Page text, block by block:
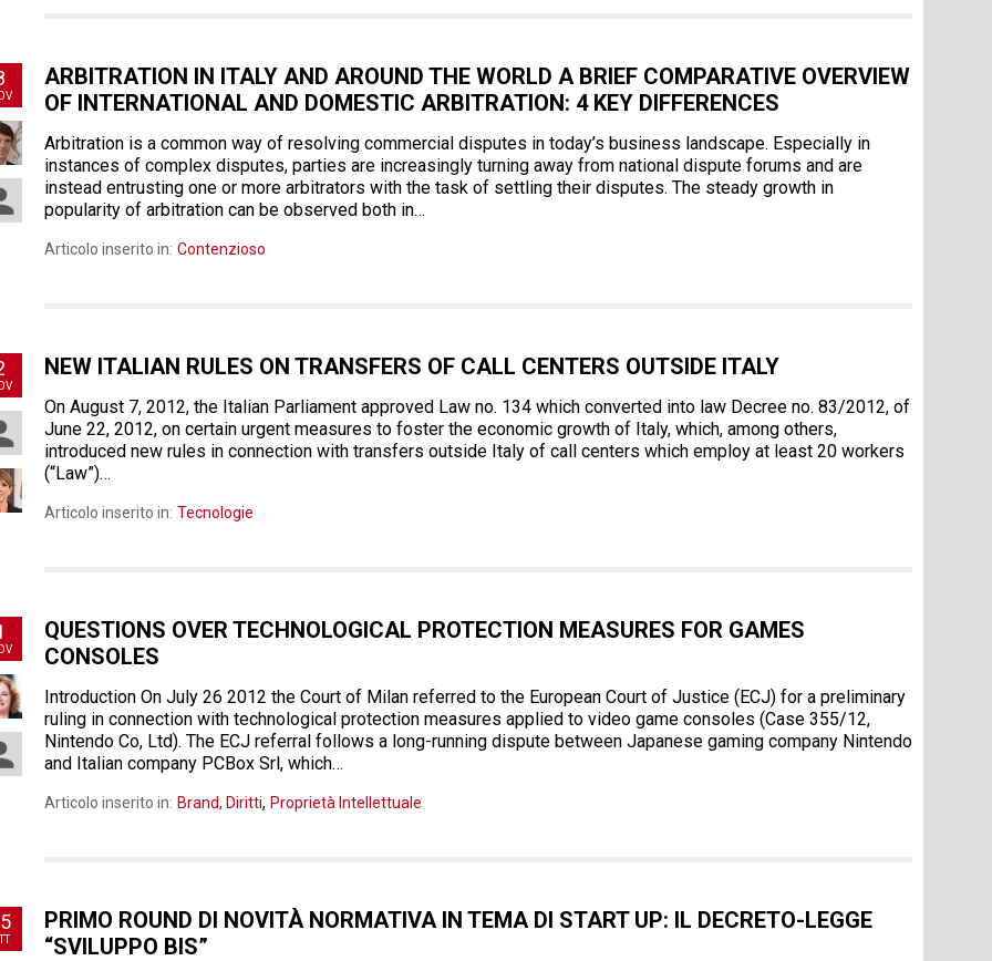
ARBITRATION IN ITALY AND AROUND THE WORLD A BRIEF COMPARATIVE OVERVIEW
OF INTERNATIONAL AND DOMESTIC ARBITRATION: 4 KEY DIFFERENCES
Arbitration is a common way of resolving commercial disputes in today’s business landscape. Especially in
instances of complex disputes, parties are increasingly turning away from national dispute forums and are
instead entrusting one or more arbitrators with the task of settling their disputes. The steady growth in
popularity of arbitration can be observed both in…
Articolo inserito in: Contenzioso
NEW ITALIAN RULES ON TRANSFERS OF CALL CENTERS OUTSIDE ITALY
On August 7, 2012, the Italian Parliament approved Law no. 134 which converted into law Decree no. 83/2012, of
June 22, 2012, on certain urgent measures to foster the economic growth of Italy, which, among others,
introduced new rules in connection with transfers outside Italy of call centers which employ at least 20 workers
(“Law”)…
Articolo inserito in: Tecnologie
QUESTIONS OVER TECHNOLOGICAL PROTECTION MEASURES FOR GAMES
CONSOLES
Introduction On July 26 2012 the Court of Milan referred to the European Court of Justice (ECJ) for a preliminary
ruling in connection with technological protection measures applied to video game consoles (Case 355/12,
Nintendo Co, Ltd). The ECJ referral follows a long-running dispute between Japanese gaming company Nintendo
and Italian company PCBox Srl, which…
Articolo inserito in: Brand, Diritti, Proprietà Intellettuale
PRIMO ROUND DI NOVITÀ NORMATIVA IN TEMA DI START UP: IL DECRETO-LEGGE
“SVILUPPO BIS”